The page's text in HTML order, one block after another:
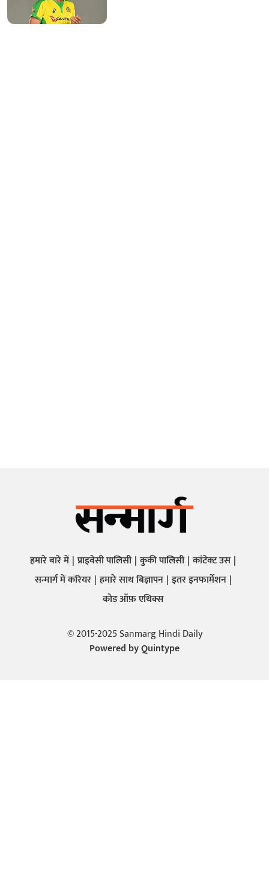
हमारे बारे में प्राइवेसी पालिसी कुकी पालिसी कांटेक्ट उस
सन्मार्ग में करियर हमारे साथ बिज्ञापन इतर इनफार्मेशन
कोड ऑफ़ एथिक्स
© 2015-2025 Sanmarg Hindi Daily
Powered byQuintype